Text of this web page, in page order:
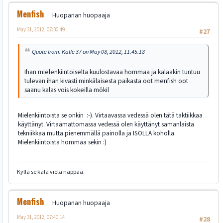
Menfish
Huopanan huopaaja
#27
May 31, 2012, 07:30:49
Quote from: Kalle 37 on May 08, 2012, 11:45:18
Ihan mielenkiintoiselta kuulostavaa hommaa ja kalaakin tuntuu
tulevan ihan kivasti minkälaisesta paikasta oot menfish oot
saanu kalas vois kokeilla mökil
Mielenkiintoista se onkin :-). Virtaavassa vedessä olen tätä taktiikkaa
käyttänyt. Virtaamattomassa vedessä olen käyttänyt samanlaista
tekniikkaa mutta pienemmällä painolla ja ISOLLA koholla.
Mielenkiintoista hommaa sekin :)
Kyllä se kala vielä nappaa.
Menfish
Huopanan huopaaja
#28
May 31, 2012, 07:40:14